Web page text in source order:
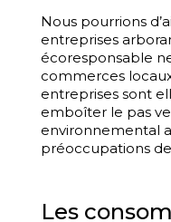
Nous pourrions
entreprises
écoresponsable
commerces
entreprises sont
emboîter le pas
environnemental
préoccupations
Les